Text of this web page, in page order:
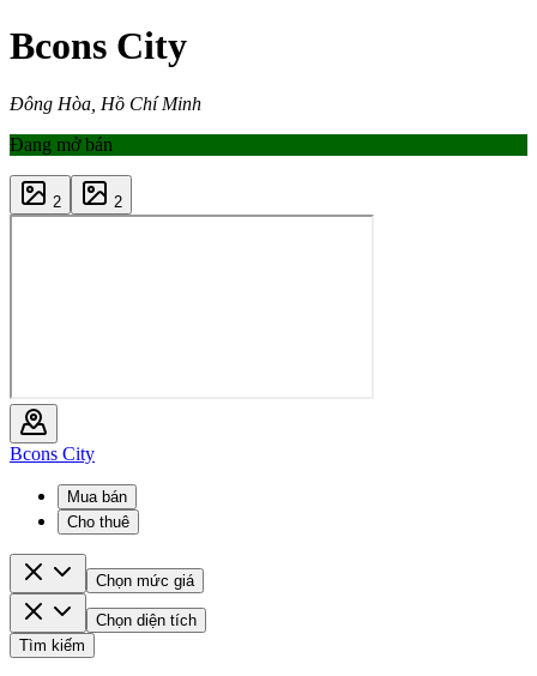
Bcons City
Đông Hòa, Hồ Chí Minh
Đang mở bán
2 2
Bcons City
Mua bán
Cho thuê
Chọn mức giá
Chọn diện tích
Tìm kiếm